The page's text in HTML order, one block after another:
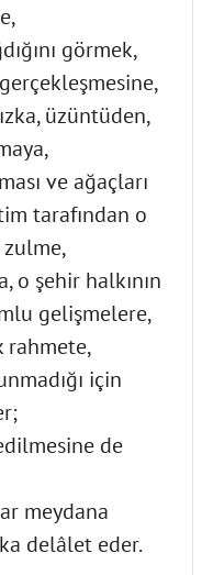
görmek,
üzüntüden,
ve ağaçları
tarafından o
o şehir halkının
gelişmelere,
rahmete,
için
de
meydana
delâlet eder.